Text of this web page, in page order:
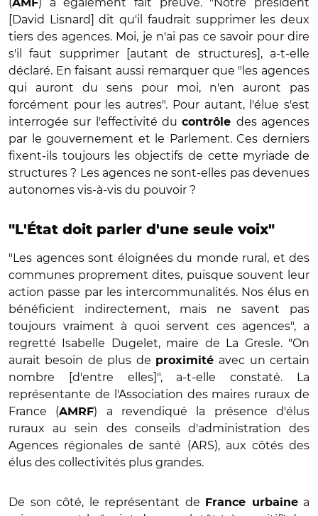
AMF
[David Lisnard] dit qu'il faudrait supprimer les deux
tiers des agences. Moi, je n'ai pas ce savoir pour dire
s'il faut supprimer [autant de structures], a-t-elle
déclaré. En faisant aussi remarquer que "les agences
qui auront du sens pour moi, n'en auront pas
forcément pour les autres". Pour autant, l'élue s'est
interrogée sur l'effectivité ducontrôle des agences
par le gouvernement et le Parlement. Ces derniers
fixent-ils toujours les objectifs de cette myriade de
structures ? Les agences ne sont-elles pas devenues
autonomes vis-à-vis du pouvoir ?
"L'État doit parler d'une seule voix"
"Les agences sont éloignées du monde rural, et des
communes proprement dites, puisque souvent leur
action passe par les intercommunalités. Nos élus en
bénéficient indirectement, mais ne savent pas
toujours vraiment à quoi servent ces agences", a
regretté Isabelle Dugelet, maire de La Gresle. "On
aurait besoin de plus de proximité avec un certain
nombre [d'entre elles]", a-t-elle constaté. La
représentante de l'Association des maires ruraux de
France (AMRF) a revendiqué la présence d'élus
ruraux au sein des conseils d'administration des
Agences régionales de santé (ARS), aux côtés des
élus des collectivités plus grandes.
De son côté, le représentant de France urbainea